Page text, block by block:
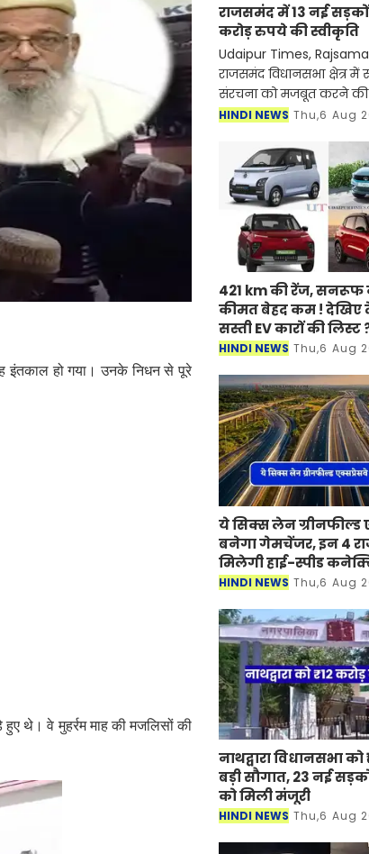
इंतकाल हो गया। उनके निधन से पूरे
हुए थे। वे मुहर्रम माह की मजलिसों की
राजसमंद में 13 नई
करोड़ रुपये की स्वीकृति
Udaipur Times,
राजसमंद विधानसभा क्षेत्र
संरचना को मजबूत करने की
महत्वपूर्ण उपलब्धि हासिल हुई
32.75 क
HINDI NEWS Thu,6 Aug
421 km की रेंज, सनरूफ
कीमत बेहद कम ! देखिए
सस्ती EV कारों की लिस्ट
HINDI NEWS Thu,6 Aug
ये सिक्स लेन ग्रीनफील्ड
बनेगा गेमचेंजर, इन 4
मिलेगी हाई-स्पीड
HINDI NEWS Thu,6 Aug
नाथद्वारा विधानसभा को
बड़ी सौगात, 23 नई
को मिली मंजूरी
HINDI NEWS Thu,6 Aug